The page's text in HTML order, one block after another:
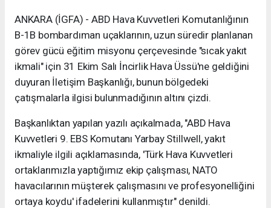
ANKARA (İGFA) - ABD Hava Kuvvetleri Komutanlığının
B-1B bombardıman uçaklarının, uzun süredir planlanan
görev gücü eğitim misyonu çerçevesinde "sıcak yakıt
ikmali" için 31 Ekim Salı İncirlik Hava Üssü'ne geldiğini
duyuran İletişim Başkanlığı, bunun bölgedeki
çatışmalarla ilgisi bulunmadığının altını çizdi.
Başkanlıktan yapılan yazılı açıkalmada, "ABD Hava
Kuvvetleri 9. EBS Komutanı Yarbay Stillwell, yakıt
ikmaliyle ilgili açıklamasında, 'Türk Hava Kuvvetleri
ortaklarımızla yaptığımız ekip çalışması, NATO
havacılarının müşterek çalışmasını ve profesyonelliğini
ortaya koydu' ifadelerini kullanmıştır" denildi.